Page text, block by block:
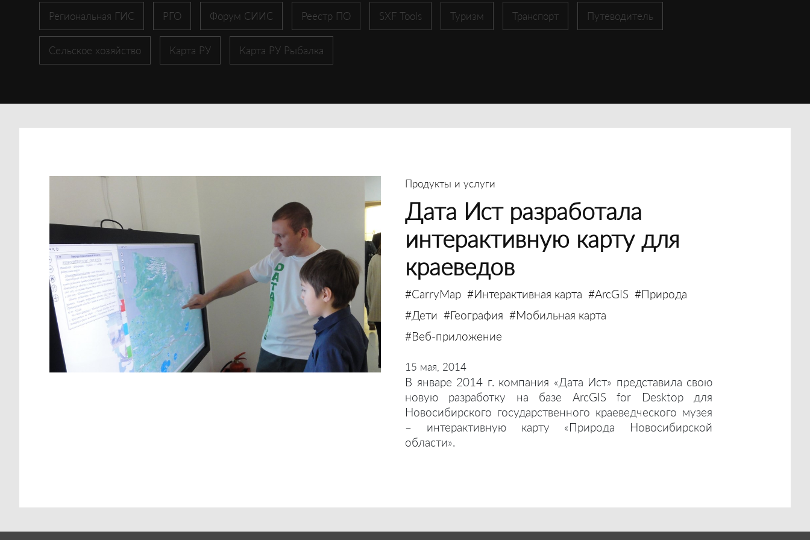
Региональная ГИС РГО Форум СИИС Реестр ПО SXF Tools Туризм Транспорт Путеводитель
Сельское хозяйство Карта РУ Карта РУ Рыбалка
Продукты и услуги
Дата Ист разработала
интерактивную карту для
краеведов
#CarryMap #Интерактивная карта #ArcGIS #Природа
#Дети #География #Мобильная карта
#Веб-приложение
15 мая, 2014
В январе 2014 г. компания «Дата Ист» представила свою
новую разработку на базе ArcGIS for Desktop для
Новосибирского государственного краеведческого музея
– интерактивную карту «Природа Новосибирской
области».